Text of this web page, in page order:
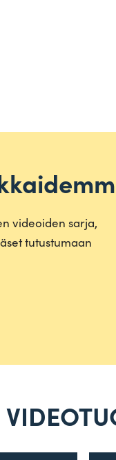
videoiden sarja,
tutus­tumaan